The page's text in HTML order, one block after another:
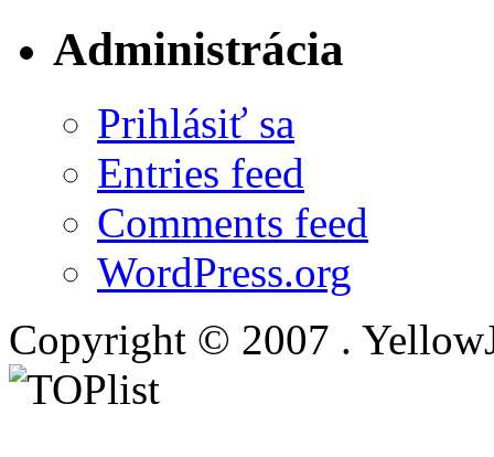
Administrácia
Prihlásiť sa
Entries feed
Comments feed
WordPress.org
Copyright © 2007 .